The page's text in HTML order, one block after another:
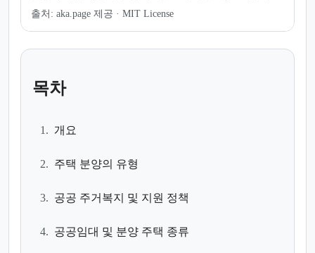
출처: aka.page 제공 · MIT License
목차
1. 개요
2. 주택 분양의 유형
3. 공공 주거복지 및 지원 정책
4. 공공임대 및 분양 주택 종류